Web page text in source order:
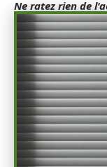
Ne ratez rien de